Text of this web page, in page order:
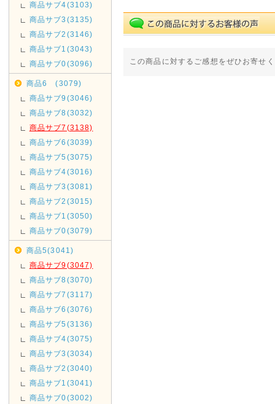
商品サブ4(3103)
商品サブ3(3135)
商品サブ2(3146)
商品サブ1(3043)
商品サブ0(3096)
商品6 (3079)
商品サブ9(3046)
商品サブ8(3032)
商品サブ7(3138)
商品サブ6(3039)
商品サブ5(3075)
商品サブ4(3016)
商品サブ3(3081)
商品サブ2(3015)
商品サブ1(3050)
商品サブ0(3079)
商品5(3041)
商品サブ9(3047)
商品サブ8(3070)
商品サブ7(3117)
商品サブ6(3076)
商品サブ5(3136)
商品サブ4(3075)
商品サブ3(3034)
商品サブ2(3040)
商品サブ1(3041)
商品サブ0(3002)
この商品に対するご感想をぜひお寄せ